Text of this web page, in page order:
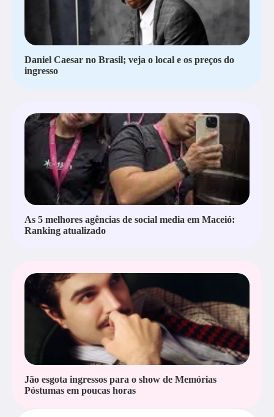
Daniel Caesar no Brasil; veja o local e os preços do
ingresso
As 5 melhores agências de social media em Maceió:
Ranking atualizado
Jão esgota ingressos para o show de Memórias
Póstumas em poucas horas